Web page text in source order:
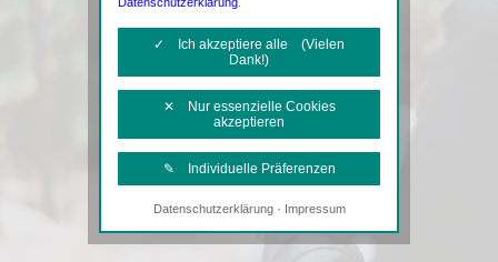
✓ Ich akzeptiere alle (Vielen
Dank!)
✕ Nur essenzielle Cookies
akzeptieren
✎ Individuelle Präferenzen
Notwendige Cookies
Diese Cookies sind erforderlich, um die
Datenschutzerklärung· Impressum